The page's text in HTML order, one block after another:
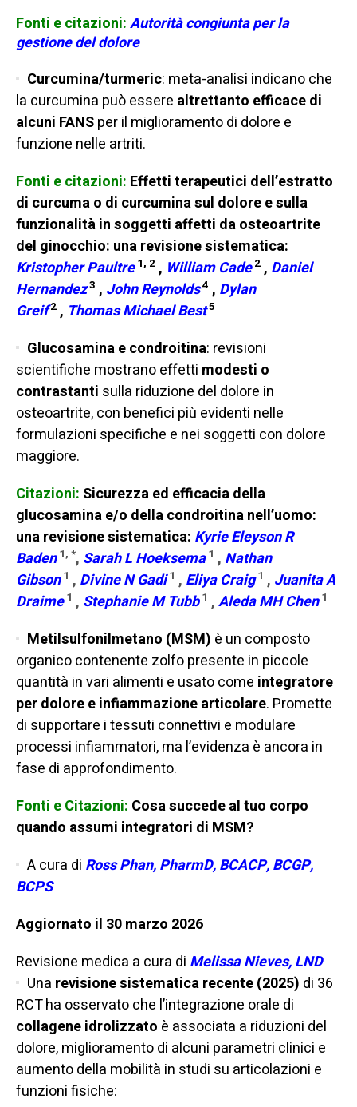
Fonti e citazioni:Autorità congiunta per la
gestione del dolore
Curcumina/turmeric: meta-analisi indicano che
la curcumina può essere altrettanto efficace di
alcuni FANSper il miglioramento di dolore e
funzione nelle artriti.
Fonti e citazioni: Effetti terapeutici dell’estratto
di curcuma o di curcumina sul dolore e sulla
funzionalità in soggetti affetti da osteoartrite
del ginocchio: una revisione sistematica:
Kristopher Paultre 1, 2 , William Cade 2 , Daniel
Hernandez3 , John Reynolds4 , Dylan
Greif2 , Thomas Michael Best5
Glucosamina e condroitina: revisioni
scientifiche mostrano effetti modesti o
contrastanti sulla riduzione del dolore in
osteoartrite, con benefici più evidenti nelle
formulazioni specifiche e nei soggetti con dolore
maggiore.
Citazioni: Sicurezza ed efficacia della
glucosamina e/o della condroitina nell’uomo:
una revisione sistematica: Kyrie Eleyson R
Baden 1, *, Sarah L Hoeksema 1 , Nathan
Gibson 1 , Divine N Gadi 1 , Eliya Craig 1 , Juanita A
Draime 1 , Stephanie M Tubb1 ,Aleda MH Chen1
Metilsulfonilmetano (MSM) è un composto
organico contenente zolfo presente in piccole
quantità in vari alimenti e usato come integratore
per dolore e infiammazione articolare. Promette
di supportare i tessuti connettivi e modulare
processi infiammatori, ma l’evidenza è ancora in
fase di approfondimento.
Fonti e Citazioni: Cosa succede al tuo corpo
quando assumi integratori di MSM?
A cura di Ross Phan, PharmD, BCACP, BCGP,
BCPS
Aggiornato il 30 marzo 2026
Revisione medica a cura di Melissa Nieves, LND
Una revisione sistematica recente (2025) di 36
RCT ha osservato che l’integrazione orale di
collagene idrolizzato è associata a riduzioni del
dolore, miglioramento di alcuni parametri clinici e
aumento della mobilità in studi su articolazioni e
funzioni fisiche: